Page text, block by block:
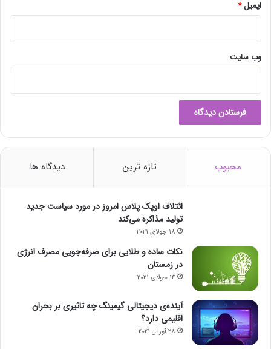
ایمیل*
وب‌ سایت
محبوب تازه ترین دیدگاه ها
ائتلاف اوپک پلاس امروز در مورد سیاست جدید
تولید مذاکره می‌کند
18 جولای 2021
نکات ساده و طلایی برای صرفه‌جویی مصرف انرژی
در زمستان
14 جولای 2021
آینده‌ی دیجیتالی گیمینگ چه تاثیری بر بحران
اقلیمی دارد؟
28 آوریل 2021